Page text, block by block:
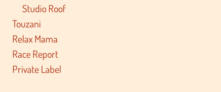
Studio Roof
Touzani
Relax Mama
Race Report
Private Label